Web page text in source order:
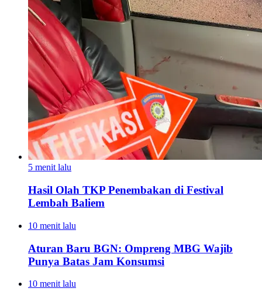
5 menit lalu
Hasil Olah TKP Penembakan di Festival
Lembah Baliem
10 menit lalu
Aturan Baru BGN: Ompreng MBG Wajib
Punya Batas Jam Konsumsi
10 menit lalu